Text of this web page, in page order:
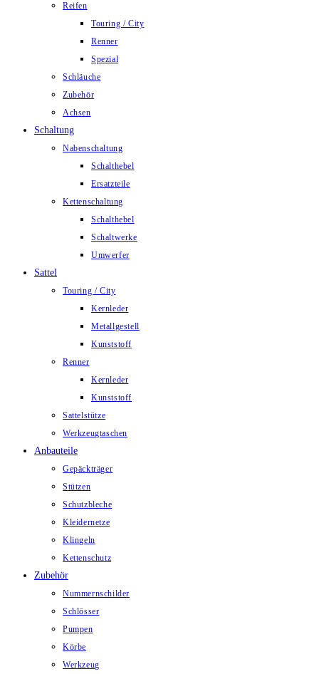
Reifen
Touring / City
Renner
Spezial
Schläuche
Zubehör
Achsen
Schaltung
Nabenschaltung
Schalthebel
Ersatzteile
Kettenschaltung
Schalthebel
Schaltwerke
Umwerfer
Sattel
Touring / City
Kernleder
Metallgestell
Kunststoff
Renner
Kernleder
Kunststoff
Sattelstütze
Werkzeugtaschen
Anbauteile
Gepäckträger
Stützen
Schutzbleche
Kleidernetze
Klingeln
Kettenschutz
Zubehör
Nummernschilder
Schlösser
Pumpen
Körbe
Werkzeug